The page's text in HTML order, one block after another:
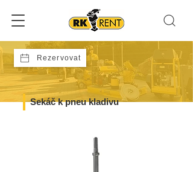
Rezervovat
Sekáč k pneu kladivu